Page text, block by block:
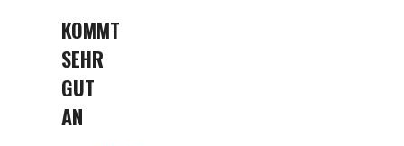
KOMMT
SEHR
GUT
AN